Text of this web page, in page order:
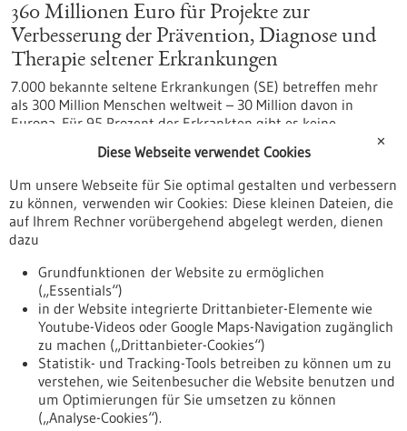
360 Millionen Euro für Projekte zur
Verbesserung der Prävention, Diagnose und
Therapie seltener Erkrankungen
7.000 bekannte seltene Erkrankungen (SE) betreffen mehr
als 300 Million Menschen weltweit – 30 Million davon in
Europa. Für 95 Prozent der Erkrankten gibt es keine
haben bisher keine gesicherte molekulare Diagnose.
„ERDERA“, die neue EU-Forschungspartnerschaft startet
zum 1. September 2024 und bringt alle relevanten
Stakeholder aus dem SE-Bereich zusammen.
https://www.gesundheitsindustrie-
bw.de/fachbeitrag/pm/360-millionen-euro-fuer-projekte-zur-
verbesserung-der-praevention-diagnose-und-therapie-
seltener-erkrankungen
Pressemitteilung - 05.09.2024
Zusammenhalt auf zellulärer Ebene:
beweglich und doch stabil
Forschungsteams der Universitäten Konstanz und Potsdam
✕
Diese Webseite verwendet Cookies
Um unsere Webseite für Sie optimal gestalten und verbessern
zu können, verwenden wir Cookies: Diese kleinen Dateien, die
auf Ihrem Rechner vorübergehend abgelegt werden, dienen
dazu
Grundfunktionen der Website zu ermöglichen
(„Essentials“)
in der Website integrierte Drittanbieter-Elemente wie
Youtube-Videos oder Google Maps-Navigation zugänglich
zu machen („Drittanbieter-Cookies“)
Statistik- und Tracking-Tools betreiben zu können um zu
verstehen, wie Seitenbesucher die Website benutzen und
um Optimierungen für Sie umsetzen zu können
(„Analyse-Cookies“).